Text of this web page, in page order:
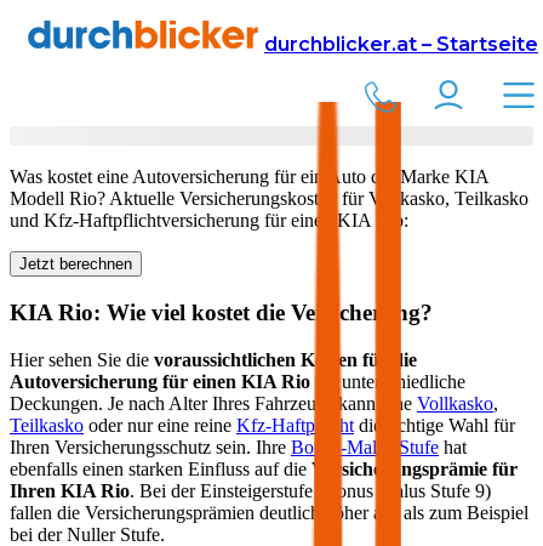
durchblicker.at – Startseite
Versicherung Autoversicherung KIA
KIA Rioin Österreich
Was kostet eine Autoversicherung für ein Auto der Marke KIA
Modell Rio? Aktuelle Versicherungskosten für Vollkasko, Teilkasko
und Kfz-Haftpflichtversicherung für einen KIA Rio:
Jetzt berechnen
KIA Rio: Wie viel kostet die Versicherung?
Hier sehen Sie die voraussichtlichen Kosten für die
Autoversicherung für einen KIA Rio
für unterschiedliche
Deckungen. Je nach Alter Ihres Fahrzeugs kann eine Vollkasko,
Teilkasko oder nur eine reine Kfz-Haftpflicht die richtige Wahl für
Ihren Versicherungsschutz sein. Ihre Bonus-Malus Stufe hat
ebenfalls einen starken Einfluss auf die Versicherungsprämie für
Ihren KIA Rio. Bei der Einsteigerstufe (Bonus Malus Stufe 9)
fallen die Versicherungsprämien deutlich höher aus als zum Beispiel
bei der Nuller Stufe.